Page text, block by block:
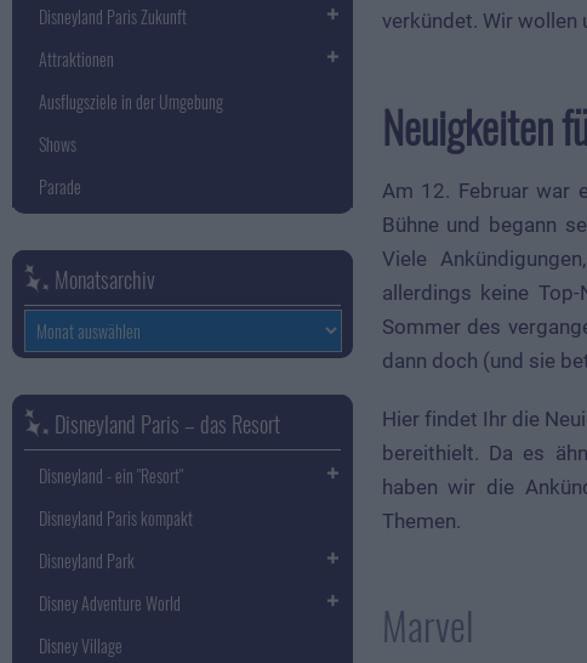
verkündet. Wir wollen
Neuigkeiten
Am 12. Februar war
Bühne und begann
Viele
allerdings keine
Sommer des
dann doch (und sie
Hier findet Ihr die
bereithielt. Da es
haben wir die
Themen.
Marvel
Disneyland Paris Zukunft
Attraktionen
Ausflugsziele in der Umgebung
Shows
Parade
Monatsarchiv
Monatsarchiv
Disneyland Paris – das Resort
Disneyland - ein "Resort"
Disneyland Paris kompakt
Disneyland Park
Disney Adventure World
Disney Village